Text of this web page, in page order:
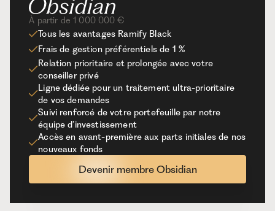
À partir de 1 000 000 €
Tous les avantages Ramify Black
Frais de gestion préférentiels de 1 %
Relation prioritaire et prolongée avec votre
conseiller privé
Ligne dédiée pour un traitement ultra-prioritaire
de vos demandes
Suivi renforcé de votre portefeuille par notre
équipe d’investissement
Accès en avant-première aux parts initiales de nos
nouveaux fonds
Devenir membre Obsidian